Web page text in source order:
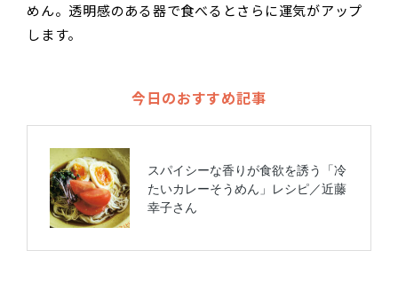
めん。透明感のある器で食べるとさらに運気がアップ
します。
今日のおすすめ記事